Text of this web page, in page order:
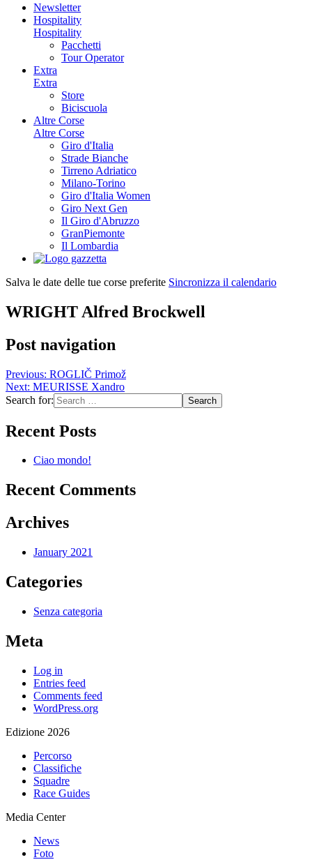
Newsletter
Hospitality
Hospitality
Pacchetti
Tour Operator
Extra
Extra
Store
Biciscuola
Altre Corse
Altre Corse
Giro d'Italia
Strade Bianche
Tirreno Adriatico
Milano-Torino
Giro d'Italia Women
Giro Next Gen
Il Giro d'Abruzzo
GranPiemonte
Il Lombardia
Salva le date delle tue corse preferite Sincronizza il calendario
WRIGHT Alfred Brockwell
Post navigation
Previous: ROGLIČ Primož
Next: MEURISSE Xandro
Search for:
Recent Posts
Ciao mondo!
Recent Comments
Archives
January 2021
Categories
Senza categoria
Meta
Log in
Entries feed
Comments feed
WordPress.org
Edizione 2026
Percorso
Classifiche
Squadre
Race Guides
Media Center
News
Foto